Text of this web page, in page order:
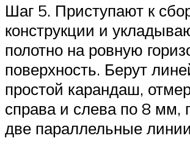
Шаг 5. Приступают к
конструкции и
полотно на ровную
поверхность. Берут
простой карандаш,
справа и слева по 8 мм,
две параллельные